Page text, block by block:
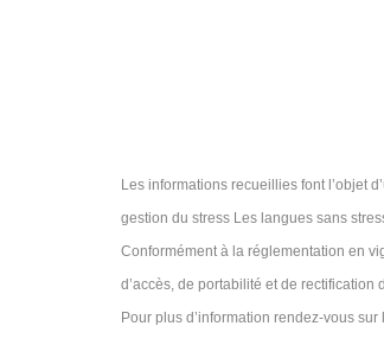
Les informations recueillies font l’objet
gestion du stress Les langues sans
Conformément à la réglementation en
d’accès, de portabilité et de
Pour plus d’information rendez-vous sur